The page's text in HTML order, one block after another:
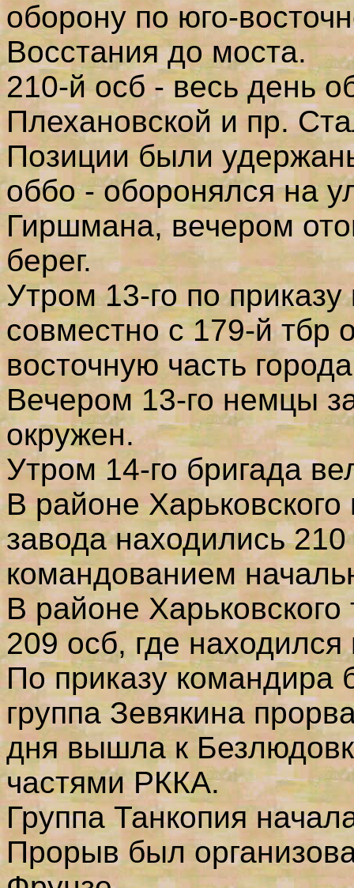
оборону по юго-
Восстания до моста.
210-й осб - весь день
Плехановской и пр.
Позиции были
оббо - оборонялся на
Гиршмана, вечером
берег.
Утром 13-го по
совместно с 179-й тбр
восточную часть
Вечером 13-го немцы
окружен.
Утром 14-го бригада
В районе Харьковского
завода находились
командованием
В районе
209 осб, где
По приказу командира
группа Зевякина
дня вышла к
частями РККА.
Группа Танкопия
Прорыв был